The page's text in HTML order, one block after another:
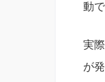
動
実
が